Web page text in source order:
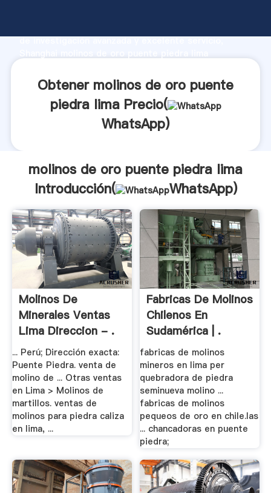
de investigación avanzada y excelente servicio,
clientes.Obtener molinos de oro puente
piedra lima Precio(
WhatsApp)
molinos de oro puente piedra lima
Introducción(
WhatsApp)
Molinos De
Minerales Ventas
Lima Direccion - .
... Perú; Dirección exacta:
Puente Piedra. venta de
molino de ... Otras ventas
en Lima > Molinos de
martillos. ventas de
molinos para piedra caliza
en lima, ...
Fabricas De Molinos
Chilenos En
Sudamérica | .
fabricas de molinos
mineros en lima per
quebradora de piedra
seminueva molino ...
fabricas de molinos
pequeos de oro en chile.las
... chancadoras en puente
piedra;